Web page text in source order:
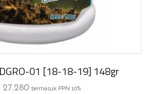
01 [18-18-19] 148gr
27.280 termasuk PPN 10%